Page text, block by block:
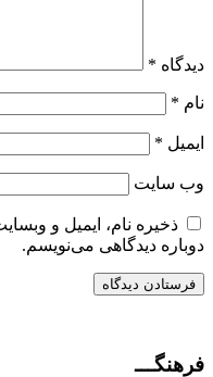
دیدگاه *
نام *
ایمیل *
وب‌ سایت
ذخیره نام، ایمیل و
دوباره دیدگاهی می‌نویسم.
فرهنگـــ